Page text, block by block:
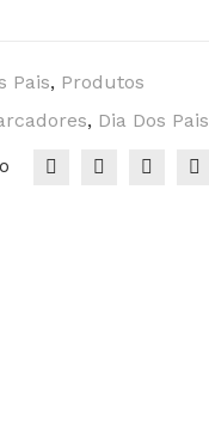
Pais, Produtos
, Dia Dos Pais